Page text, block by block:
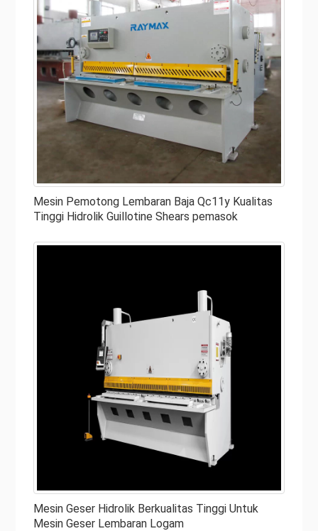
Mesin Pemotong Lembaran Baja Qc11y Kualitas
Tinggi Hidrolik Guillotine Shears pemasok
Mesin Geser Hidrolik Berkualitas Tinggi Untuk
Mesin Geser Lembaran Logam